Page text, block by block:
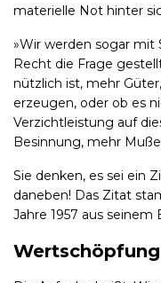
materielle Not hinter
»Wir werden sogar mit
Recht die Frage
nützlich ist, mehr
erzeugen, oder ob es
Verzichtleistung auf
Besinnung, mehr
Sie denken, es sei ein
daneben! Das Zitat
Jahre 1957 aus seinem